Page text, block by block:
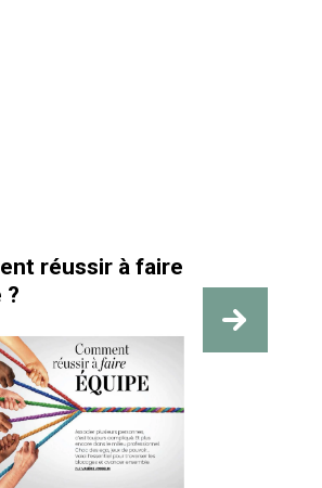
La santé et la sécurité
travail sont bien plus
des repères visibles